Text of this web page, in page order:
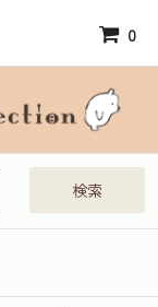
0
検索